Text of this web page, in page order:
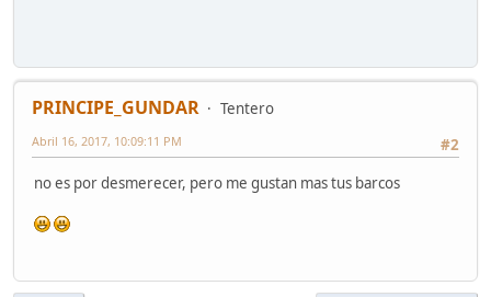
PRINCIPE_GUNDAR
Tentero
#2
Abril 16, 2017, 10:09:11 PM
no es por desmerecer, pero me gustan mas tus barcos